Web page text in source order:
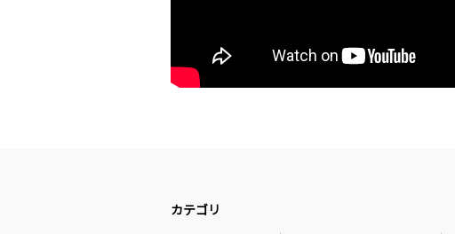
カテゴリ